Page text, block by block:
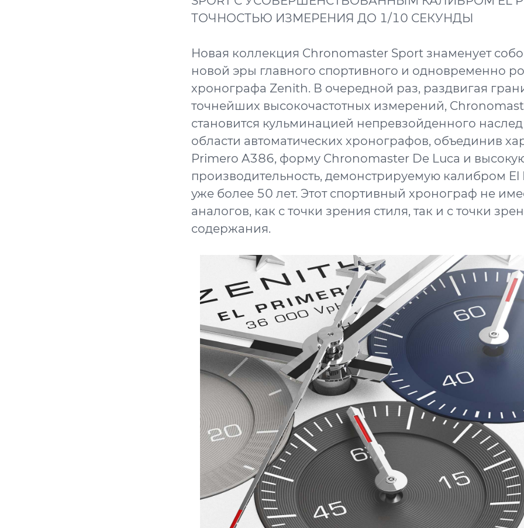
ТОЧНОСТЬЮ ИЗМЕРЕНИЯ ДО 1/10 СЕКУНДЫ
Новая коллекция Chronomaster Sport знаменует
новой эры главного спортивного и одновременно
хронографа Zenith. В очередной раз, раздвигая
точнейших высокочастотных измерений,
становится кульминацией непревзойденного
области автоматических хронографов, объединив
Primero A386, форму Chronomaster De Luca и
производительность, демонстрируемую калибром El
уже более 50 лет. Этот спортивный хронограф не
аналогов, как с точки зрения стиля, так и с точки
содержания.